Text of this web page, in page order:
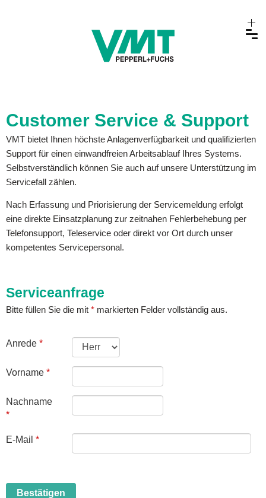
Customer Service & Support
VMT bietet Ihnen höchste Anlagenverfügbarkeit und qualifizierten
Support für einen einwandfreien Arbeitsablauf Ihres Systems.
Selbstverständlich können Sie auch auf unsere Unterstützung im
Servicefall zählen.
Nach Erfassung und Priorisierung der Servicemeldung erfolgt
eine direkte Einsatzplanung zur zeitnahen Fehlerbehebung per
Telefonsupport, Teleservice oder direkt vor Ort durch unser
kompetentes Servicepersonal.
Serviceanfrage
Bitte füllen Sie die mit * markierten Felder vollständig aus.